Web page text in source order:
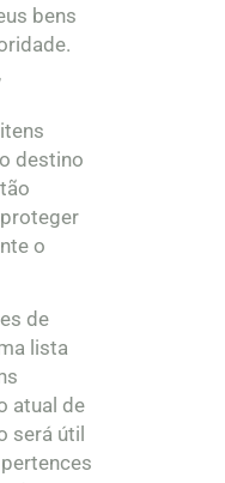
bens
destino
o
de
lista
atual de
será útil